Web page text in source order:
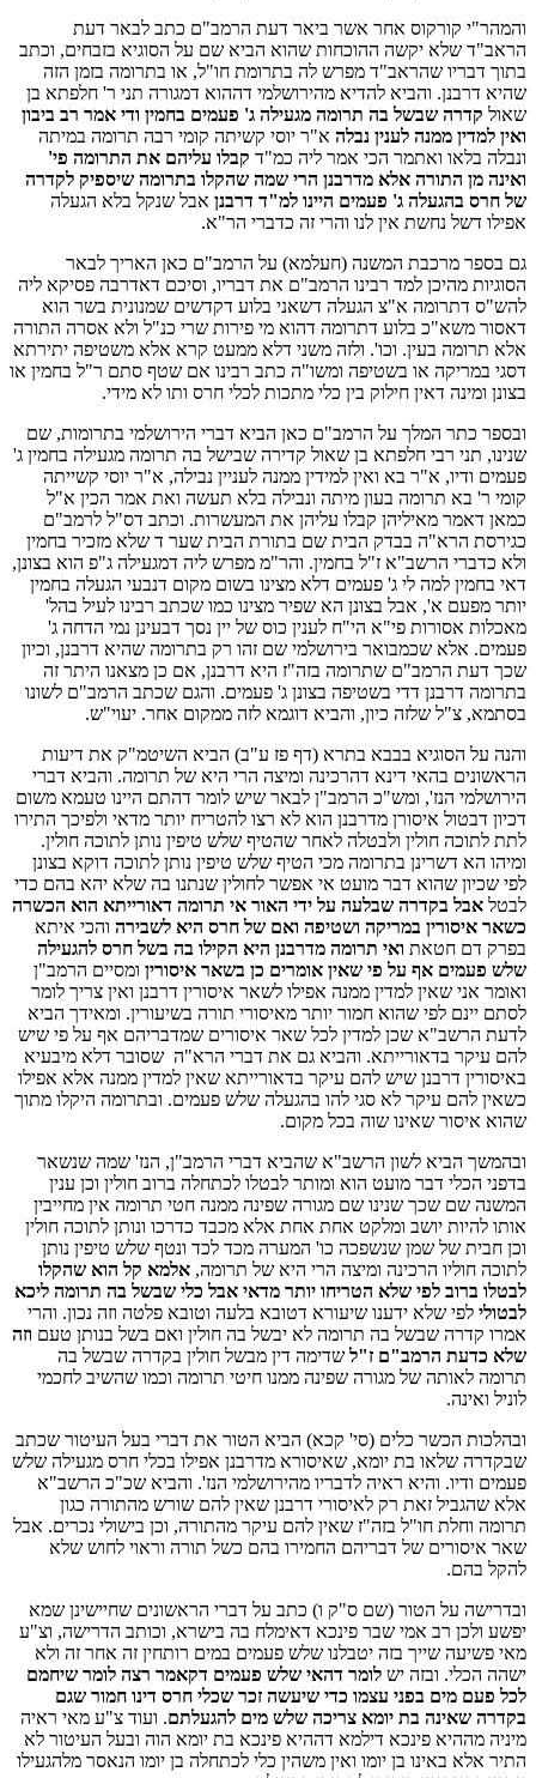
והמהר"י קורקוס אחר אשר ביאר דעת הרמב"ם כתב לבאר דעת
הראב"ד שלא יקשה ההוכחות שהוא הביא שם על הסוגיא בזבחים, וכתב
בתוך דבריו שהראב"ד מפרש לה בתרומת חו"ל, או בתרומה בזמן הזה
שהיא דרבנן. והביא להדיא מהירושלמי דההוא דמגורה תני ר' חלפתא בן
שאול קדרה שבשל בה תרומה מגעילה ג' פעמים בחמין ודי אמר רב ביבון
ואין למדין ממנה לענין נבלה א"ר יוסי קשיתה קומי רבה תרומה במיתה
ונבלה בלאו ואתמר הכי אמר ליה כמ"ד קבלו עליהם את התרומה פי'
ואינה מן התורה אלא מדרבנן הרי שמה שהקלו בתרומה שיספיק לקדרה
של חרס בהגעלה ג' פעמים היינו למ"ד דרבנן אבל שנקל בלא הגעלה
אפילו דשל נחשת אין לנו והרי זה כדברי הר"א.
גם בספר מרכבת המשנה (חעלמא) על הרמב"ם כאן האריך לבאר
הסוגיות מהיכן למד רבינו הרמב"ם את דבריו, וסיכם דאדרבה פסיקא ליה
להש"ס דתרומה א"צ הגעלה דשאני בלוע דקדשים שמנונית בשר הוא
דאסור משא"כ בלוע דתרומה דהוא מי פירות שרי כנ"ל ולא אסרה התורה
אלא תרומה בעין. וכו'. ולזה משני דלא ממעט קרא אלא משטיפה יתירתא
דסגי במריקה או בשטיפה ומשו"ה כתב רבינו אם שטף סתם ר"ל בחמין או
בצונן ומינה דאין חילוק בין כלי מתכות לכלי חרס ותו לא מידי.
ובספר כתר המלך על הרמב"ם כאן הביא דברי הירושלמי בתרומות, שם
שנינו, תני רבי חלפתא בן שאול קדירה שבישל בה תרומה מגעילה בחמין ג'
פעמים ודיו, א"ר בא ואין למידין ממנה לעניין נבילה, א"ר יוסי קשייתה
קומי ר' בא תרומה בעון מיתה ונבילה בלא תעשה ואת אמר הכין א"ל
כמאן דאמר מאיליהן קבלו עליהן את המעשרות. וכתב דס"ל לרמב"ם
כגירסת הרא"ה בבדק הבית שם בתורת הבית שער ד שלא מזכיר בחמין
ולא כדברי הרשב"א ז"ל בחמין. והר"מ מפרש ליה דמגעילה ג"פ הוא בצונן,
דאי בחמין למה לי ג' פעמים דלא מצינו בשום מקום דנבעי הגעלה בחמין
יותר מפעם א', אבל בצונן הא שפיר מצינו כמו שכתב רבינו לעיל בהל'
מאכלות אסורות פי"א הי"ח לענין כוס של יין נסך דבעינן נמי הדחה ג'
פעמים. אלא שכמבואר בירושלמי שם זהו רק בתרומה שהיא דרבנן, וכיון
שכך דעת הרמב"ם שתרומה בזה"ז היא דרבנן, אם כן מצאנו היתר זה
בתרומה דרבנן דדי בשטיפה בצונן ג' פעמים. והגם שכתב הרמב"ם לשונו
בסתמא, צ"ל שלזה כיון, והביא דוגמא לזה ממקום אחר. יעוי"ש.
והנה על הסוגיא בבבא בתרא (דף פז ע"ב) הביא השיטמ"ק את דיעות
הראשונים בהאי דינא דהרכינה ומיצה הרי היא של תרומה. והביא דברי
הירושלמי הנז', ומש"כ הרמב"ן לבאר שיש לומר דהתם היינו טעמא משום
דכיון דבטול איסורן מדרבנן הוא לא רצו להטריח יותר מדאי ולפיכך התירו
לתת לתוכה חולין ולבטלה לאחר שהטיף שלש טיפין נותן לתוכה חולין.
ומיהו הא דשרינן בתרומה מכי הטיף שלש טיפין נותן לתוכה דוקא בצונן
לפי שכיון שהוא דבר מועט אי אפשר לחולין שנתנו בה שלא יהא בהם כדי
לבטל אבל בקדרה שבלעה על ידי האור אי תרומה דאורייתא הוא הכשרה
כשאר איסורין במריקה ושטיפה ואם של חרס היא לשבירה והכי איתא
בפרק דם חטאת ואי תרומה מדרבנן היא הקילו בה בשל חרס להגעילה
שלש פעמים אף על פי שאין אומרים כן בשאר איסורין ומסיים הרמב"ן
ואומר אני שאין למדין ממנה אפילו לשאר איסורין דרבנן ואין צריך לומר
לסתם יינם לפי שהוא חמור יותר מאיסורי תורה בשיעורין. ומאידך הביא
לדעת הרשב"א שכן למדין לכל שאר איסורים שמדבריהם אף על פי שיש
להם עיקר בדאורייתא. והביא גם את דברי הרא"ה שסובר דלא מיבעיא
באיסורין דרבנן שיש להם עיקר בדאורייתא שאין למדין ממנה אלא אפילו
כשאין להם עיקר לא סגי להו בהגעלה שלש פעמים. ובתרומה היקלו מתוך
שהוא איסור שאינו שוה בכל מקום.
ובהמשך הביא לשון הרשב"א שהביא דברי הרמב"ן, הנז' שמה שנשאר
בדפני הכלי דבר מועט הוא ומותר לבטלו לכתחלה ברוב חולין וכן ענין
המשנה שם שכך שנינו שם מגורה שפינה ממנה חטי תרומה אין מחייבין
אותו להיות יושב ומלקט אחת אחת אלא מכבד כדרכו ונותן לתוכה חולין
וכן חבית של שמן שנשפכה כו' המערה מכד לכד ונטף שלש טיפין נותן
לתוכה חוליו הרכינה ומיצה הרי היא של תרומה, אלמא קל הוא שהקלו
לבטלו ברוב לפי שלא הטריחו יותר מדאי אבל כלי שבשל בה תרומה ליכא
לבטולי לפי שלא ידענו שיעורא דטובא בלעה וטובא פלטה וזה נכון. והרי
אמרו קדרה שבשל בה תרומה לא יבשל בה חולין ואם בשל בנותן טעם וזה
שלא כדעת הרמב"ם ז"ל שדימה דין מבשל חולין בקדרה שבשל בה
תרומה לאותה של מגורה שפינה ממנו חיטי תרומה וכמו שהשיב לחכמי
לוניל ואינה.
ובהלכות הכשר כלים (סי' קכא) הביא הטור את דברי בעל העיטור שכתב
שבקדרה שלאו בת יומא, שאיסורא מדרבנן אפילו בכלי חרס מגעילה שלש
פעמים ודיו. והיא ראיה לדבריו מהירושלמי הנז'. והביא שכ"כ הרשב"א
אלא שהגביל זאת רק לאיסורי דרבנן שאין להם שורש מהתורה כגון
תרומה וחלת חו"ל בזה"ז שאין להם עיקר מהתורה, וכן בישולי נכרים. אבל
שאר איסורים של דבריהם החמירו בהם כשל תורה וראוי לחוש שלא
להקל בהם.
ובדרישה על הטור (שם ס"ק ו) כתב על דברי הראשונים שחיישינן שמא
יפשע ולכן רב אמי שבר פינכא דאימלח בה בישרא, וכותב הדרישה, וצ"ע
מאי פשיעה שייך בזה יטבלנו שלש פעמים במים רותחין זה אחר זה ולא
ישהה הכלי. ובזה יש לומר דהאי שלש פעמים דקאמר רצה לומר שיחמם
לכל פעם מים בפני עצמו כדי שיעשה זכר שכלי חרס דינו חמור שגם
בקדרה שאינה בת יומא צריכה שלש מים להגעלתם. ועוד צ"ע מאי ראיה
מיניה מההיא פינכא דילמא דההיא פינכא בת יומא הוה ובעל העיטור לא
התיר אלא באינו בן יומו ואין משהין כלי לכתחלה בן יומו הנאסר מלהגעילו